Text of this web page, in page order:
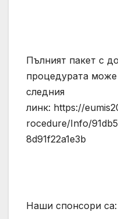
Пълният пакет с
процедурата
следния
линк: https://
rocedure/Info/
8d91f22a1e3b
Наши спонсори са: